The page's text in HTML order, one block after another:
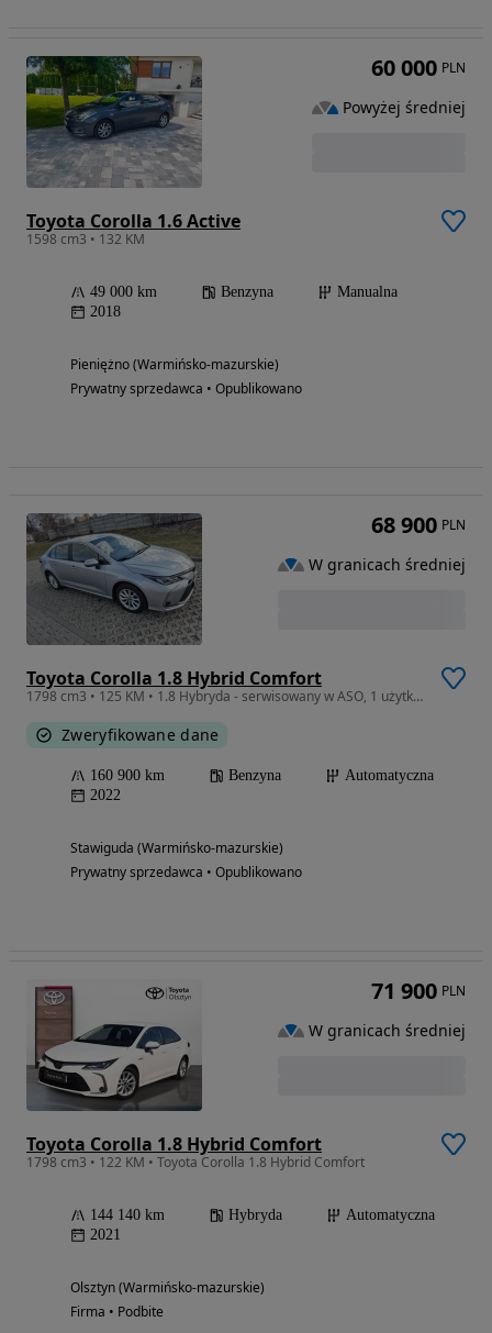
Toyota Corolla 1.6 Active
1598 cm3 • 132 KM
49 000 km Benzyna
Manualna
2018
Pieniężno (Warmińsko-mazurskie)
Prywatny sprzedawca • Opublikowano
60 000 PLN
Powyżej średniej
Toyota Corolla 1.8 Hybrid Comfort
1798 cm3 • 125 KM • 1.8 Hybryda - serwisowany w ASO, 1 użytkownik
Zweryfikowane dane
160 900 km Benzyna
Automatyczna
2022
Stawiguda (Warmińsko-mazurskie)
Prywatny sprzedawca • Opublikowano
68 900 PLN
W granicach średniej
Toyota Corolla 1.8 Hybrid Comfort
1798 cm3 • 122 KM • Toyota Corolla 1.8 Hybrid Comfort
144 140 km Hybryda
Automatyczna
2021
Olsztyn (Warmińsko-mazurskie)
Firma • Podbite
71 900 PLN
W granicach średniej